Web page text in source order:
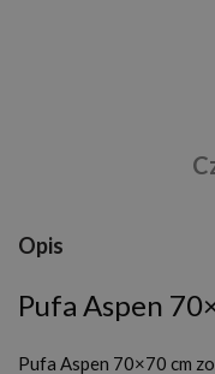
Opis
Pufa Aspen
Pufa Aspen 70×70 cm